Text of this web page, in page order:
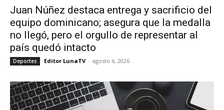
Juan Núñez destaca entrega y sacrificio del
equipo dominicano; asegura que la medalla
no llegó, pero el orgullo de representar al
país quedó intacto
Deportes Editor LunaTV - agosto 6, 2026